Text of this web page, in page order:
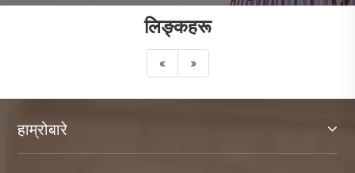
लिङ्कहरू
« »
हाम्रोबारे